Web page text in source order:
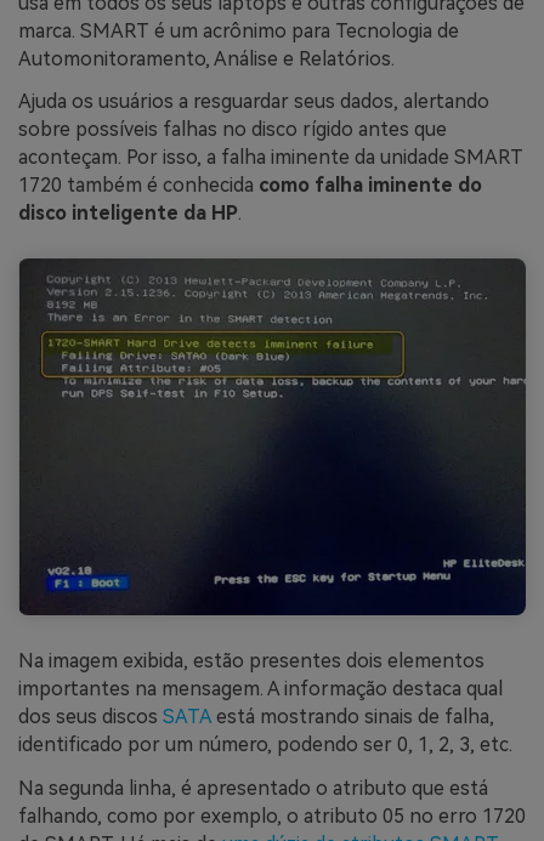
marca. SMART é um acrônimo para Tecnologia de
Automonitoramento, Análise e Relatórios.
Ajuda os usuários a resguardar seus dados, alertando
sobre possíveis falhas no disco rígido antes que
aconteçam. Por isso, a falha iminente da unidade SMART
1720 também é conhecida como falha iminente do
disco inteligente da HP.
Na imagem exibida, estão presentes dois elementos
importantes na mensagem. A informação destaca qual
dos seus discos SATAestá mostrando sinais de falha,
identificado por um número, podendo ser 0, 1, 2, 3, etc.
Na segunda linha, é apresentado o atributo que está
falhando, como por exemplo, o atributo 05 no erro 1720